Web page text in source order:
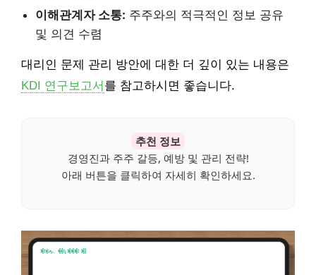
이해관계자 소통: 주주와의 적극적인 정보 공유
및 의견 수렴
대리인 문제 관리 방안에 대한 더 깊이 있는 내용은
KDI 연구보고서 를 참고하시면 좋습니다.
추천 정보
경영진과 주주 갈등, 예방 및 관리 전략!
아래 버튼을 클릭하여 자세히 확인하세요.